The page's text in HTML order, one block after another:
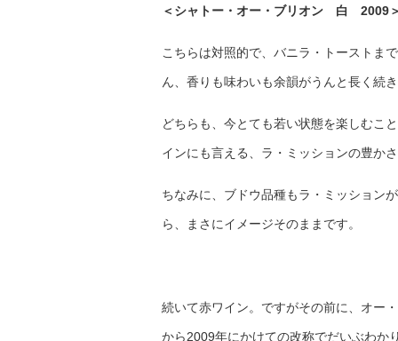
＜シャトー・オー・ブリオン 白 2009＞
こちらは対照的で、バニラ・トーストま
ん、香りも味わいも余韻がうんと長く続き
どちらも、今とても若い状態を楽しむこ
インにも言える、ラ・ミッションの豊か
ちなみに、ブドウ品種もラ・ミッション
ら、まさにイメージそのままです。
続いて赤ワイン。ですがその前に、オー
から2009年にかけての改称でだいぶわか